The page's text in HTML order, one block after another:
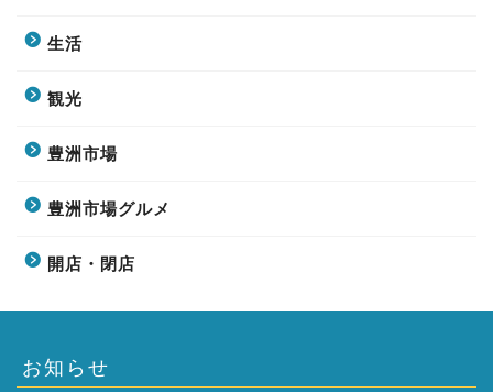
生活
観光
豊洲市場
豊洲市場グルメ
開店・閉店
お知らせ